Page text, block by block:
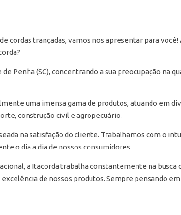
cordas trançadas, vamos nos apresentar para
Penha (SC), concentrando a sua preocupação na
uma imensa gama de produtos, atuando em
construção civil e agropecuário.
na satisfação do cliente. Trabalhamos com o
o dia a dia de nossos consumidores.
a Itacorda trabalha constantemente na busca
de nossos produtos. Sempre pensando